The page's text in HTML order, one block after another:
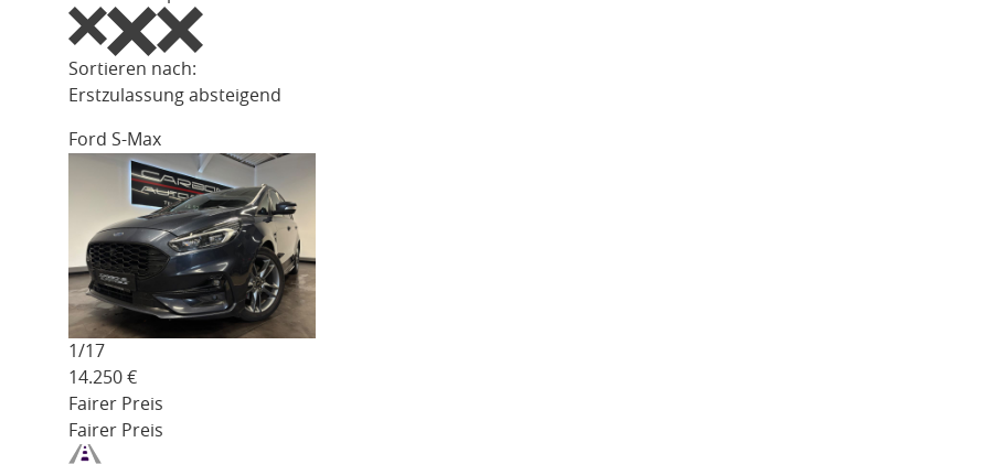
Sortieren nach:
Erstzulassung absteigend
Ford S-Max
1/17
14.250 €
Fairer Preis
Fairer Preis